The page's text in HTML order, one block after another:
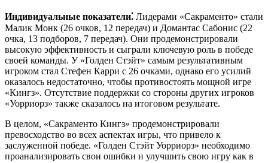
Индивидуальные показатели⁚ Лидерами «Сакраменто» стали
Малик Монк (26 очков, 12 передач) и Домантас Сабонис (22
очка, 13 подборов, 7 передач). Они продемонстрировали
высокую эффективность и сыграли ключевую роль в победе
своей команды. У «Голден Стэйт» самым результативным
игроком стал Стефен Карри с 26 очками, однако его усилий
оказалось недостаточно, чтобы противостоять мощной игре
«Кингз». Отсутствие поддержки со стороны других игроков
«Уорриорз» также сказалось на итоговом результате.
В целом, «Сакраменто Кингз» продемонстрировали
превосходство во всех аспектах игры, что привело к
заслуженной победе. «Голден Стэйт Уорриорз» необходимо
проанализировать свои ошибки и улучшить свою игру как в